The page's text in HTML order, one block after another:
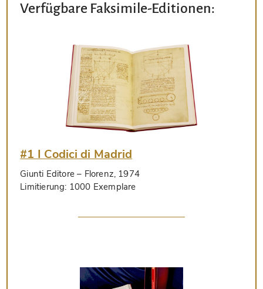
Verfügbare Faksimile-Editionen:
#1 I Codici di Madrid
Giunti Editore– Florenz, 1974
Limitierung: 1000 Exemplare